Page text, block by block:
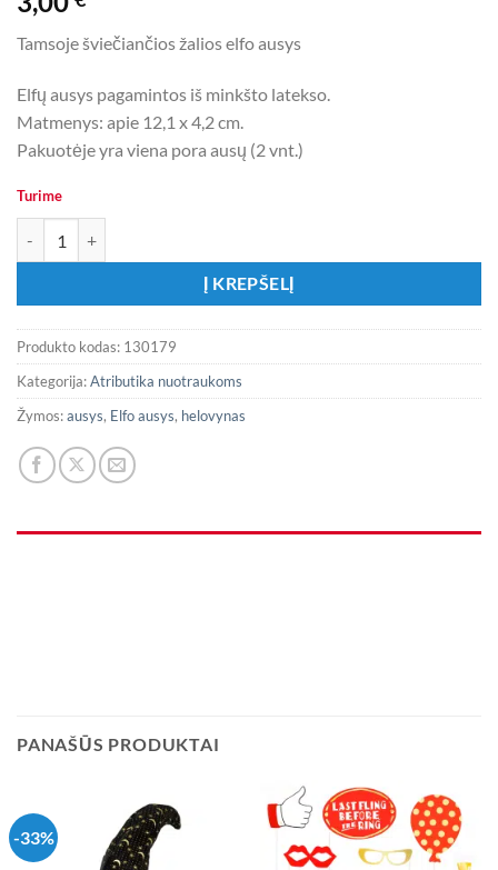
Tamsoje šviečiančios žalios elfo ausys
Elfų ausys pagamintos iš minkšto latekso.
Matmenys: apie 12,1 x 4,2 cm.
Pakuotėje yra viena pora ausų (2 vnt.)
Turime
Į KREPŠELĮ
Produkto kodas: 130179
Kategorija:Atributika nuotraukoms
Žymos:ausys, Elfo ausys, helovynas
PANAŠŪS PRODUKTAI
-33%